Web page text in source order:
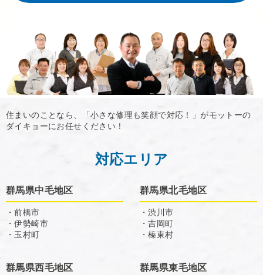
住まいのことなら、「小さな修理も笑顔で対応！」がモットーの
ダイキョーにお任せください！
対応エリア
群馬県中毛地区
・前橋市
・伊勢崎市
・玉村町
群馬県北毛地区
・渋川市
・吉岡町
・榛東村
群馬県西毛地区 群馬県東毛地区